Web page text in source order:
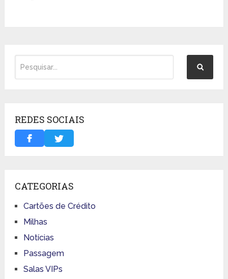
REDES SOCIAIS
CATEGORIAS
Cartões de Crédito
Milhas
Notícias
Passagem
Salas VIPs